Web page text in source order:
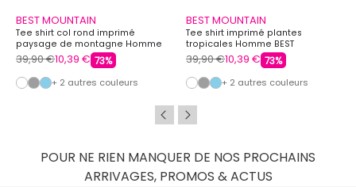
BEST MOUNTAIN
Tee shirt col rond imprimé
paysage de montagne Homme
BEST MOUNTAIN
39,90 €10,39 € 73%
+ 2 autres couleurs
BEST MOUNTAIN
Tee shirt imprimé plantes
tropicales Homme BEST
MOUNTAIN
39,90 €10,39 € 73%
+ 2 autres couleurs
POUR NE RIEN MANQUER DE NOS PROCHAINS
ARRIVAGES, PROMOS & ACTUS